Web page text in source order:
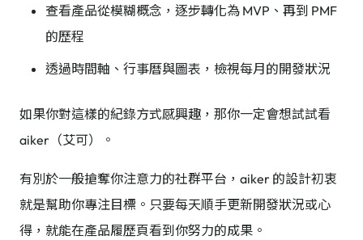
查看產品從模糊概念，逐步轉化為 MVP、再到 PMF
的歷程
透過時間軸、行事曆與圖表，檢視每月的開發狀況
如果你對這樣的紀錄方式感興趣，那你一定會想試試看
aiker（艾可）。
有別於一般搶奪你注意力的社群平台，aiker 的設計初衷
就是幫助你專注目標。只要每天順手更新開發狀況或心
得，就能在產品履歷頁看到你努力的成果。